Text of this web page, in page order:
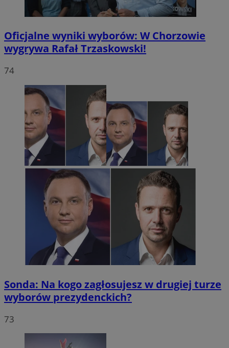
Oficjalne wyniki wyborów: W Chorzowie
wygrywa Rafał Trzaskowski!
74
Sonda: Na kogo zagłosujesz w drugiej turze
wyborów prezydenckich?
73